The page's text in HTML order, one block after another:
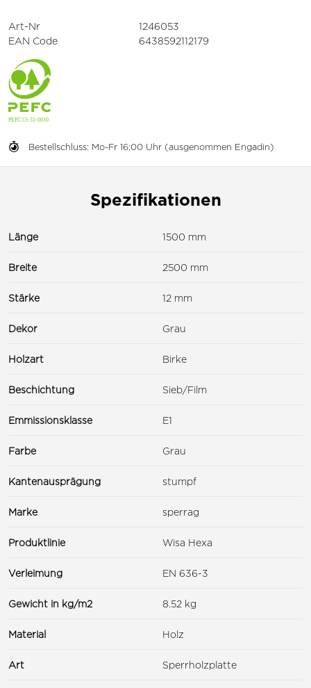
Bestellschluss: Mo-Fr 16:00 Uhr (ausgenommen Engadin)
Art-Nr
1246053
EAN Code
6438592112179
Spezifikationen
Länge 1500 mm
Breite 2500 mm
Stärke 12 mm
Dekor Grau
Holzart Birke
Beschichtung Sieb/Film
Emmissionsklasse E1
Farbe Grau
Kantenausprägung stumpf
Marke sperrag
Produktlinie Wisa Hexa
Verleimung EN 636-3
Gewicht in kg/m2 8.52 kg
Material Holz
Art Sperrholzplatte